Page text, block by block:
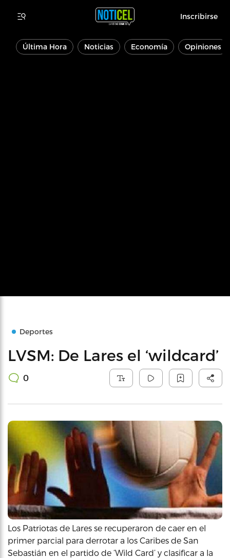
Inscribirse
Última Hora Noticias Economía Opiniones
Deportes
LVSM: De Lares el ‘wildcard’
0
Los Patriotas de Lares se recuperaron de caer en el
primer parcial para derrotar a los Caribes de San
Sebastián en el partido de ‘Wild Card’ y clasificar a la